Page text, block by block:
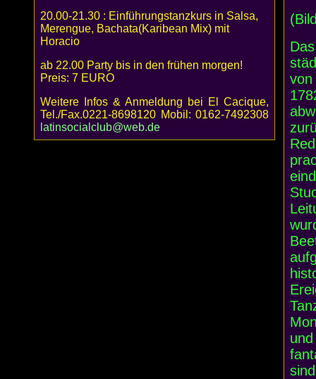
20.00-21.30 : Einführungstanzkurs in Salsa,
Merengue, Bachata(Karibean Mix) mit
Horacio
ab 22.00 Party bis in den frühen morgen!
Preis: 7 EURO
Weitere Infos & Anmeldung bei El Cacique,
Tel./Fax.0221-8698120 Mobil: 0162-7492308
latinsocialclub@web.de
von